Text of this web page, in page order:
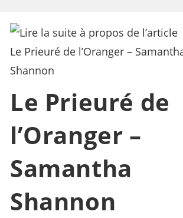
Le Prieuré de
l’Oranger –
Samantha
Shannon